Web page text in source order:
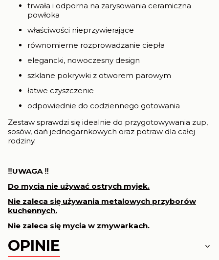
trwała i odporna na zarysowania ceramiczna
powłoka
właściwości nieprzywierające
równomierne rozprowadzanie ciepła
elegancki, nowoczesny design
szklane pokrywki z otworem parowym
łatwe czyszczenie
odpowiednie do codziennego gotowania
Zestaw sprawdzi się idealnie do przygotowywania zup,
sosów, dań jednogarnkowych oraz potraw dla całej
rodziny.
‼️UWAGA ‼️
Do mycia nie używać ostrych myjek.
Nie zaleca się używania metalowych przyborów
kuchennych.
Nie zaleca się mycia w zmywarkach.
OPINIE